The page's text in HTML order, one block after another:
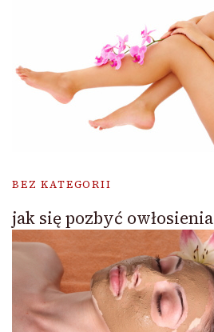
BEZ KATEGORII
jak się pozbyć owłosienia